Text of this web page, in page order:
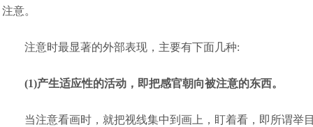
注意。
注意时最显著的外部表现，主要有下面几种:
(1)产生适应性的活动，即把感官朝向被注意的东西。
当注意看画时，就把视线集中到画上，盯着看，即所谓举